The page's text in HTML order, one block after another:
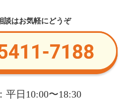
談はお気軽にどうぞ
平日10:00〜18:30